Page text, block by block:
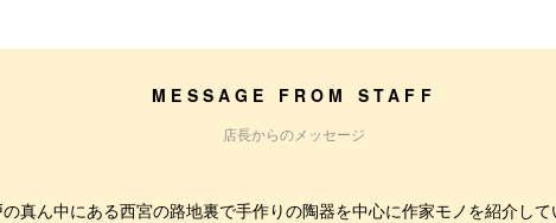
MESSAGE FROM STAFF
店長からのメッセージ
真ん中にある西宮の路地裏で手作りの陶器を中心に作家モノを紹介して